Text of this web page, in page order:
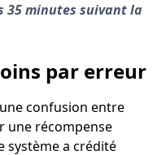
35 minutes suivant la
par erreur
confusion entre
une récompense
système a crédité